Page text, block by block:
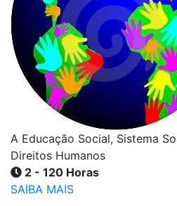
A Educação Social, Sistema
Direitos Humanos
2 - 120 Horas
SAIBA MAIS